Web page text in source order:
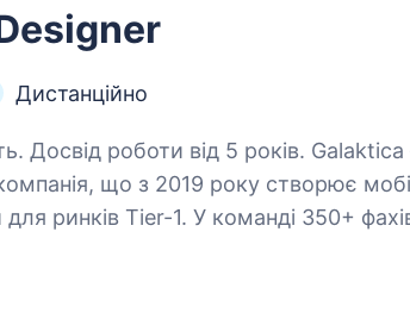
Дистанційно
роботи від 5 років. Galaktica — українська
що з 2019 року створює
ринків Tier-1. У команді 350+